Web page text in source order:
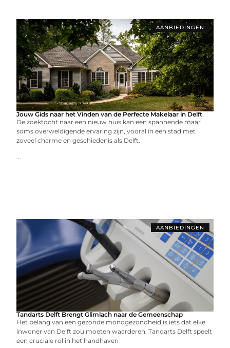
AANBIEDINGEN
Jouw Gids naar het Vinden van de Perfecte Makelaar in Delft
De zoektocht naar een nieuw huis kan een spannende maar
soms overweldigende ervaring zijn, vooral in een stad met
zoveel charme en geschiedenis als Delft.
...
AANBIEDINGEN
Tandarts Delft Brengt Glimlach naar de Gemeenschap
Het belang van een gezonde mondgezondheid is iets dat elke
inwoner van Delft zou moeten waarderen. Tandarts Delft speelt
een cruciale rol in het handhaven